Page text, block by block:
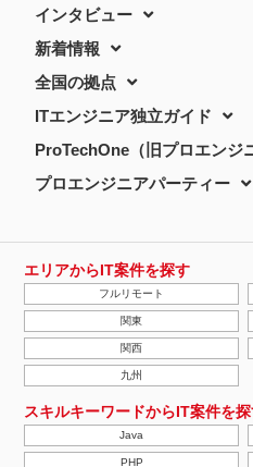
インタビュー
新着情報
全国の拠点
ITエンジニア独立ガイド
ProTechOne（旧プロエンジ
プロエンジニアパーティー
エリアからIT案件を探す
フルリモート
関東
関西
九州
スキルキーワードからIT案件を
Java
PHP